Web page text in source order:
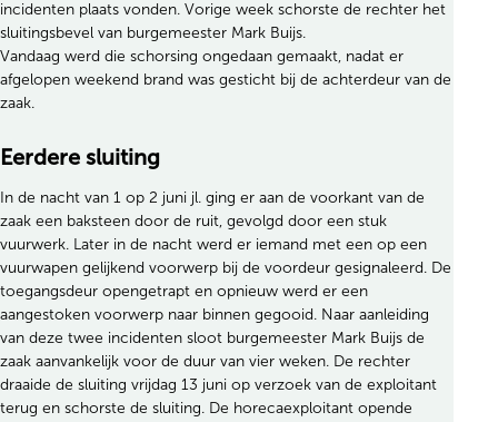
incidenten plaats vonden. Vorige week schorste de rechter het
sluitingsbevel van burgemeester Mark Buijs.
Vandaag werd die schorsing ongedaan gemaakt, nadat er
afgelopen weekend brand was gesticht bij de achterdeur van de
zaak.
Eerdere sluiting
In de nacht van 1 op 2 juni jl. ging er aan de voorkant van de
zaak een baksteen door de ruit, gevolgd door een stuk
vuurwerk. Later in de nacht werd er iemand met een op een
vuurwapen gelijkend voorwerp bij de voordeur gesignaleerd. De
toegangsdeur opengetrapt en opnieuw werd er een
aangestoken voorwerp naar binnen gegooid. Naar aanleiding
van deze twee incidenten sloot burgemeester Mark Buijs de
zaak aanvankelijk voor de duur van vier weken. De rechter
draaide de sluiting vrijdag 13 juni op verzoek van de exploitant
terug en schorste de sluiting. De horecaexploitant opende